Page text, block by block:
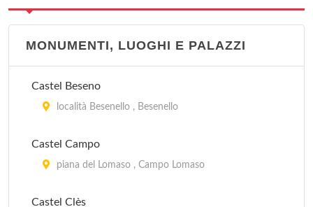
MONUMENTI, LUOGHI E PALAZZI
Castel Beseno
località Besenello , Besenello
Castel Campo
piana del Lomaso , Campo Lomaso
Castel Clès